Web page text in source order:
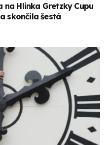
na Hlinka Gretzky Cupu
skončila šestá